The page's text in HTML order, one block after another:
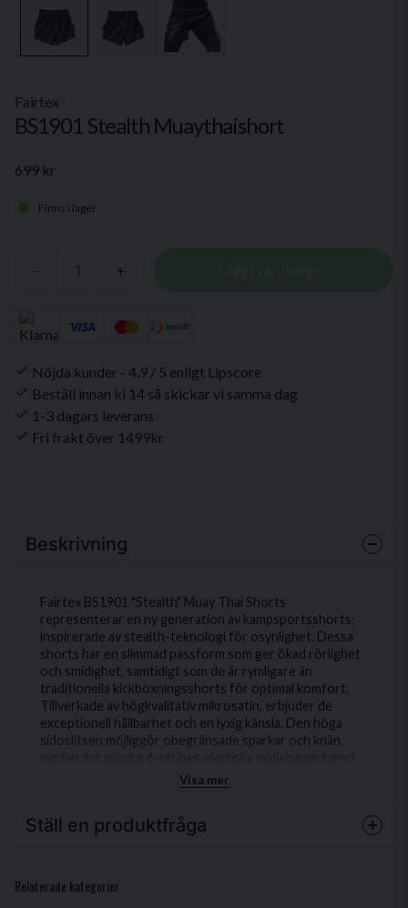
Fairtex
BS1901 Stealth Muaythaishort
699 kr
Finns i lager
- +
Nöjda kunder - 4.9 / 5 enligt Lipscore
Beställ innan kl 14 så skickar vi samma dag
1-3 dagars leverans
Fri frakt över 1499kr
Beskrivning
Fairtex BS1901 "Stealth" Muay Thai Shorts
representerar en ny generation av kampsportsshorts,
inspirerade av stealth-teknologi för osynlighet. Dessa
shorts har en slimmad passform som ger ökad rörlighet
och smidighet, samtidigt som de är rymligare än
traditionella kickboxningsshorts för optimal komfort.
Tillverkade av högkvalitativ mikrosatin, erbjuder de
exceptionell hållbarhet och en lyxig känsla. Den höga
sidoslitsen möjliggör obegränsade sparkar och knän,
innerdragsko säkerställer en säker och bekväm
Visa mer
Ställ en produktfråga
Fråga oss något om denna produkten...
Relaterade kategorier